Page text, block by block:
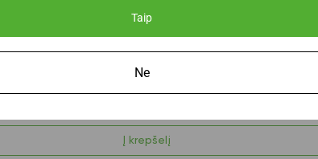
Į krepšelį
Taip
Ne